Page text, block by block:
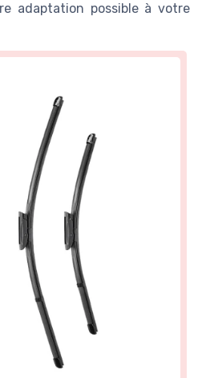
adaptation possible à votre